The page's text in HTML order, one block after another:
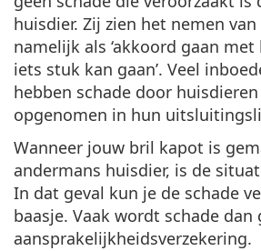
huisdier. Zij zien het nemen
namelijk als ‘akkoord gaan
iets stuk kan gaan’. Veel
hebben schade door
opgenomen in hun
Wanneer jouw bril kapot is
andermans huisdier, is de
In dat geval kun je de schade
baasje. Vaak wordt schade
aansprakelijkheidsverzekering.